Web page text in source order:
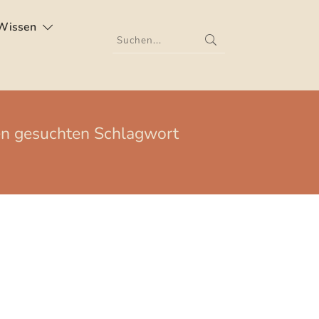
gesuchten Schlagwort